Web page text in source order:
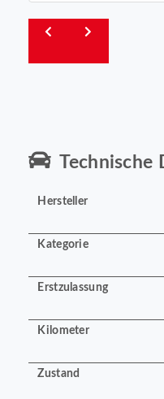
Technische
Hersteller
Kategorie
Erstzulassung
Kilometer
Zustand